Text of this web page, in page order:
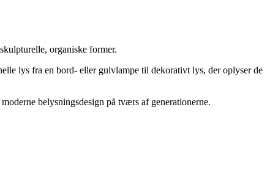
organiske former.
lys fra en bord- eller gulvlampe til dekorativt lys, der oplyser de
belysningsdesign på tværs af generationerne.